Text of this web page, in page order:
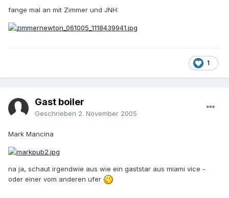
fange mal an mit Zimmer und JNH:
1
Gast boiler
Geschrieben 2. November 2005
Mark Mancina
na ja, schaut irgendwie aus wie ein gaststar aus miami vice -
oder einer vom anderen ufer